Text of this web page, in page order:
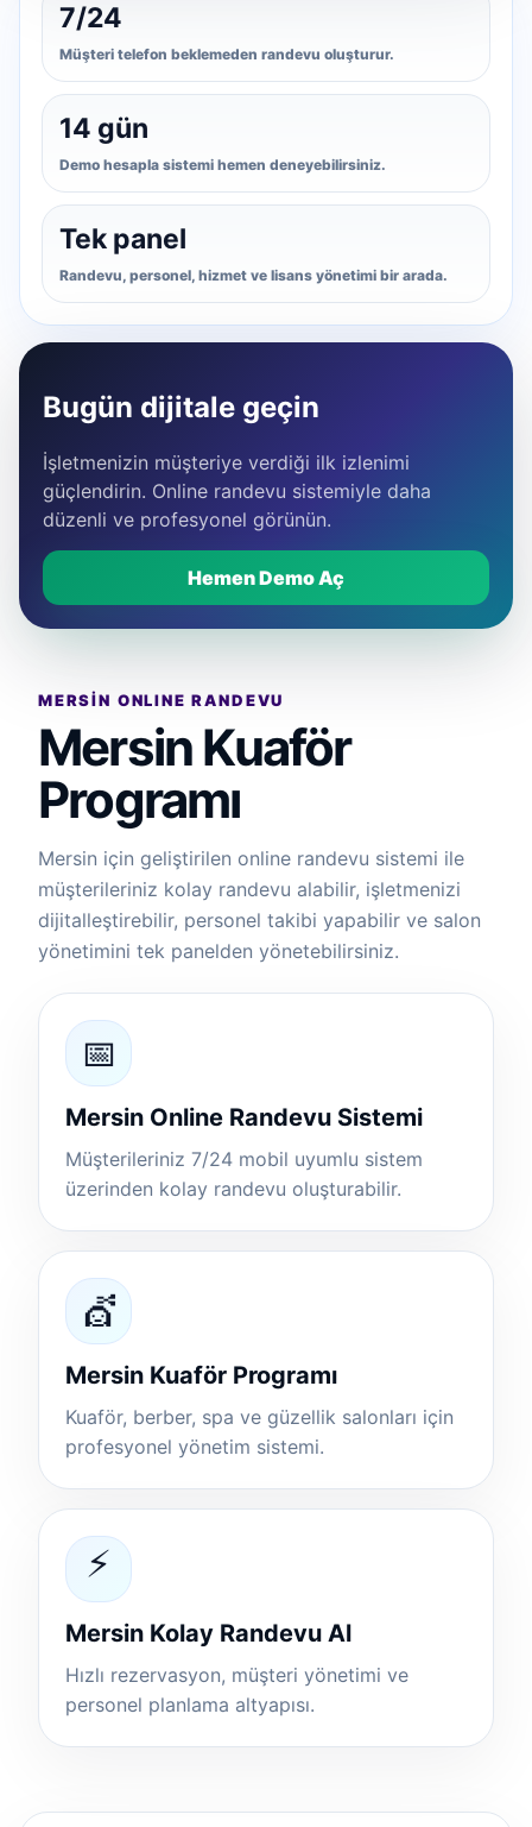
7/24
Müşteri telefon beklemeden randevu oluşturur.
14 gün
Demo hesapla sistemi hemen deneyebilirsiniz.
Tek panel
Randevu, personel, hizmet ve lisans yönetimi bir arada.
Bugün dijitale geçin
İşletmenizin müşteriye verdiği ilk izlenimi
güçlendirin. Online randevu sistemiyle daha
düzenli ve profesyonel görünün.
Hemen Demo Aç
MERSIN ONLINE RANDEVU
Mersin Kuaför
Programı
Mersin için geliştirilen online randevu sistemi ile
müşterileriniz kolay randevu alabilir, işletmenizi
dijitalleştirebilir, personel takibi yapabilir ve salon
yönetimini tek panelden yönetebilirsiniz.
📅
Mersin Online Randevu Sistemi
Müşterileriniz 7/24 mobil uyumlu sistem
üzerinden kolay randevu oluşturabilir.
💇
Mersin Kuaför Programı
Kuaför, berber, spa ve güzellik salonları için
profesyonel yönetim sistemi.
⚡
Mersin Kolay Randevu Al
Hızlı rezervasyon, müşteri yönetimi ve
personel planlama altyapısı.